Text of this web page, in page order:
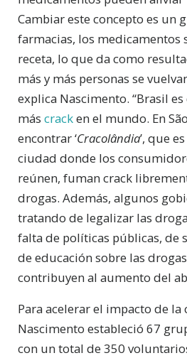
Cambiar este concepto es un
farmacias, los medicamentos
receta, lo que da como
más y más personas se
explica Nascimento. “Brasil
más cracken el mundo. En
encontrar ‘Cracolândia’, que
ciudad donde los
reúnen, fuman crack
drogas. Además, algunos
tratando de legalizar las
falta de políticas públicas, de
de educación sobre las
contribuyen al aumento del
Para acelerar el impacto de la
Nascimento estableció 67
con un total de 350